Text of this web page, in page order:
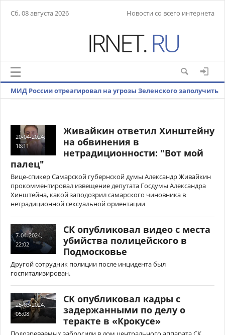
Сб, 08 августа 2026 Новости со всего интернета
МИД России отреагировал на угрозы Зеленского заполучить
20-04-2024,
18:11
Живайкин ответил Хинштейну
на обвинения в
нетрадиционности: "Вот мой
палец"
Вице-спикер Самарской губернской думы Александр Живайкин
прокомментировал извещение депутата Госдумы Александра
Хинштейна, какой заподозрил самарского чиновника в
нетрадиционной сексуальной ориентации
7-04-2024,
22:02
СК опубликовал видео с места
убийства полицейского в
Подмосковье
Другой сотрудник полиции после инцидента был
госпитализирован.
25-03-2024,
05:08
СК опубликовал кадры с
задержанными по делу о
теракте в «Крокусе»